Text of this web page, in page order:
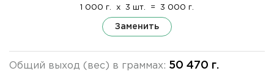
1 000 г. x 3 шт. = 3 000 г.
Заменить
Общий выход (вес) в граммах: 50 470 г.